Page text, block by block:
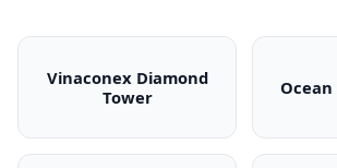
Vinaconex Diamond
TowerVinaconex Diamond